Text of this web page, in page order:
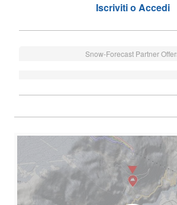
Iscriviti o Accedi
Snow-Forecast Partner